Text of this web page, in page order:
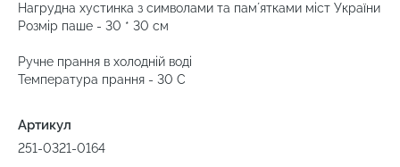
Нагрудна хустинка з символами та памʼятками міст України
Розмір паше - 30 * 30 см
Ручне прання в холодній воді
Температура прання - 30 С
Артикул
251-0321-0164